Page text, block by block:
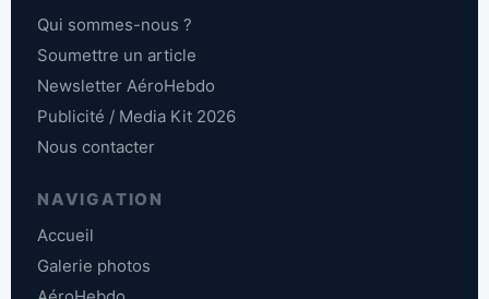
Qui sommes-nous ?
Soumettre un article
Newsletter AéroHebdo
Publicité / Media Kit 2026
Nous contacter
NAVIGATION
Accueil
Galerie photos